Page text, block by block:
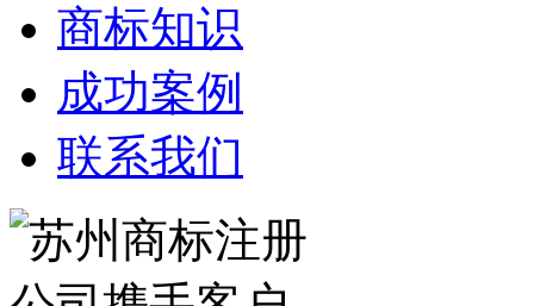
商标知识
成功案例
联系我们